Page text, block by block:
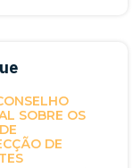
SOBRE OS
DE